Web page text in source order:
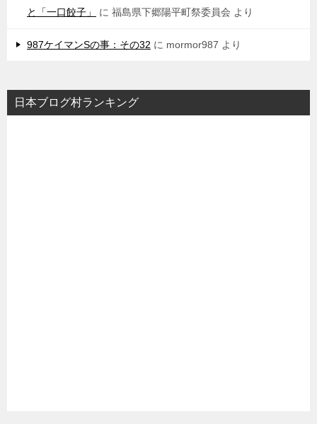
と「一口餃子」
に 福島県下郷陽平町祭委員会 より
987ケイマンSの事：その32 に mormor987 より
日本ブログ村ランキング